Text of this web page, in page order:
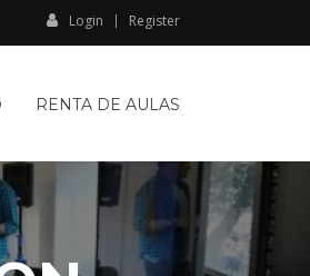
Login Register
RENTA DE AULAS